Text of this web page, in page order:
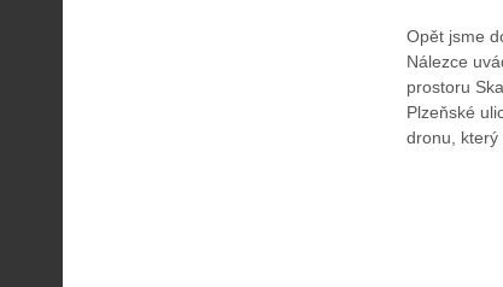
Opět jsme
Nálezce
prostoru
Plzeňské
dronu,